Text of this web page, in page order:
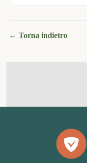
← Torna indietro